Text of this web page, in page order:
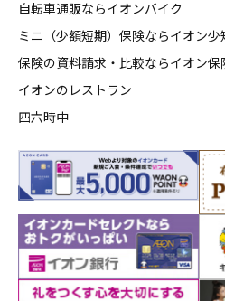
自転車通販ならイオンバイク
ミニ（少額短期）保険ならイオン少
保険の資料請求・比較ならイオン保
イオンのレストラン
四六時中